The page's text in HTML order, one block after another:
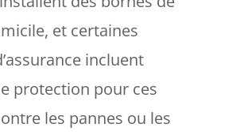
et certaines
incluent
protection pour ces
les pannes ou les